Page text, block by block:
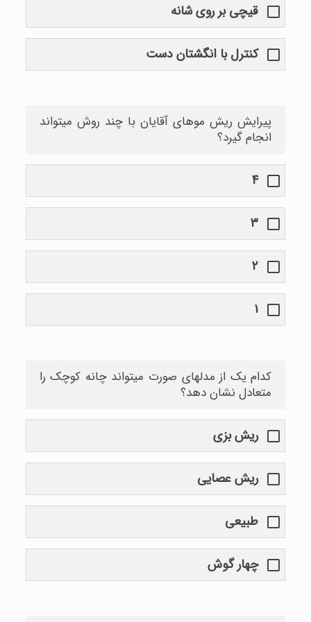
قیچی بر روی شانه
کنترل با انگشتان دست
پیرایش ریش موهای آقایان با چند روش میتواند
انجام گیرد؟
۴
۳
۲
۱
کدام یک از مدلهای صورت میتواند چانه کوچک را
متعادل نشان دهد؟
ریش بزی
ریش عصایی
طبیعی
چهار گوش